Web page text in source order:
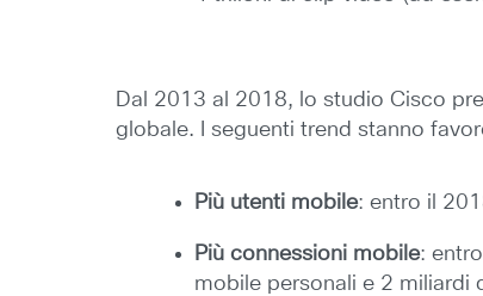
Dal 2013 al 2018, lo studio Cisco
globale. I seguenti trend stanno
Più utenti mobile: entro il
Più connessioni mobile:
mobile personali e 2 miliardi